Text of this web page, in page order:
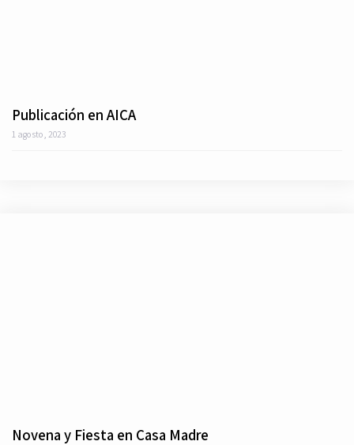
Publicación en AICA
1 agosto, 2023
Novena y Fiesta en Casa Madre